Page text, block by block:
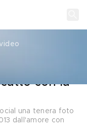
con la
una tenera foto
dall'amore con